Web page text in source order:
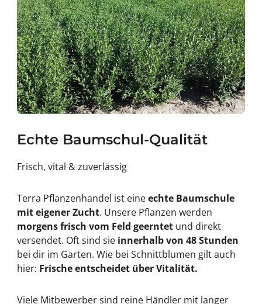
Echte Baumschul-Qualität
Frisch, vital & zuverlässig
Terra Pflanzenhandel ist eineechte Baumschule
mit eigener Zucht. Unsere Pflanzen werden
morgens frisch vom Feld geerntetund direkt
versendet. Oft sind sie innerhalb von 48 Stunden
bei dir im Garten. Wie bei Schnittblumen gilt auch
hier: Frische entscheidet über Vitalität.
Viele Mitbewerber sind reine Händler mit langer